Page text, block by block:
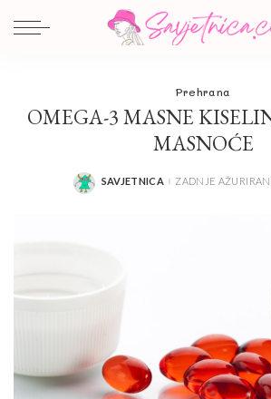
Prehrana
OMEGA-3 MASNE
MASNOĆE
POSTED
SAVJETNICA ZADNJE